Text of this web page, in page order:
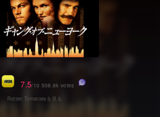
国内TV番組・ドラマ
国内映画
アジアTV番組・ドラマ
アジア映画
Netflix 全作品ラインナップ
Netflix配信作品カスタム検索
トレンド
VOD 総合作品情報
Netflix・VOD総合News
7.5/10 508.6k votes